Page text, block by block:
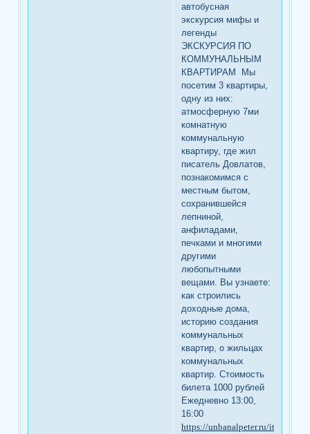
автобусная
экскурсия мифы и
легенды
ЭКСКУРСИЯ ПО
КОММУНАЛЬНЫМ
КВАРТИРАМ Мы
посетим 3 квартиры,
одну из них:
атмосферную 7ми
комнатную
коммунальную
квартиру, где жил
писатель Довлатов,
познакомимся с
местным бытом,
сохранившейся
лепниной,
анфиладами,
печками и многими
другими
любопытными
вещами. Вы узнаете:
как строились
доходные дома,
историю создания
коммунальных
квартир, о жильцах
коммунальных
квартир. Стоимость
билета 1000 рублей
Ежедневно 13:00,
16:00
https://unbanalpeter.ru/item/